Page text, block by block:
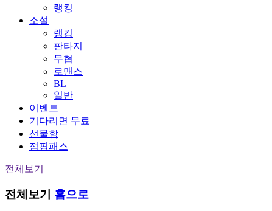
랭킹
소설
랭킹
판타지
무협
로맨스
BL
일반
이벤트
기다리면 무료
선물함
점핑패스
전체보기
전체보기 홈으로